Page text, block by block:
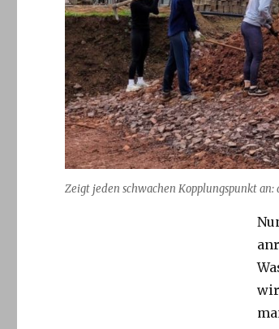
Zeigt jeden schwachen Kopplungspunkt an: